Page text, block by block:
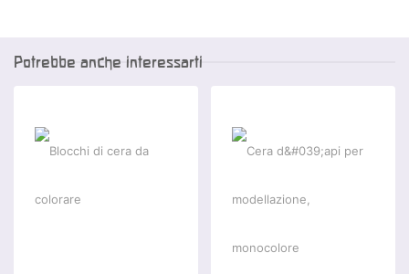
Potrebbe anche interessarti